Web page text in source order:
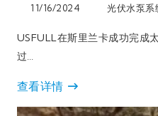
11/16/2024 光伏水泵系
USFULL在斯里兰卡成功完成
过…
查看详情